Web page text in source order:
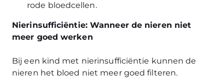
rode bloedcellen.
Nierinsufficiëntie: Wanneer de nieren niet
meer goed werken
Bij een kind met nierinsufficiëntie kunnen de
nieren het bloed niet meer goed filteren.